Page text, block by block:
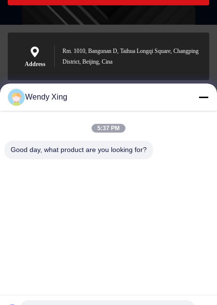
Address
Rm. 1010, Bangunan D, Taihua Longqi Square, Changping
District, Beijing, Cina
jesingd@vip.sina.com
Wendy Xing
5:37 PM
Good day, what product are you looking for?